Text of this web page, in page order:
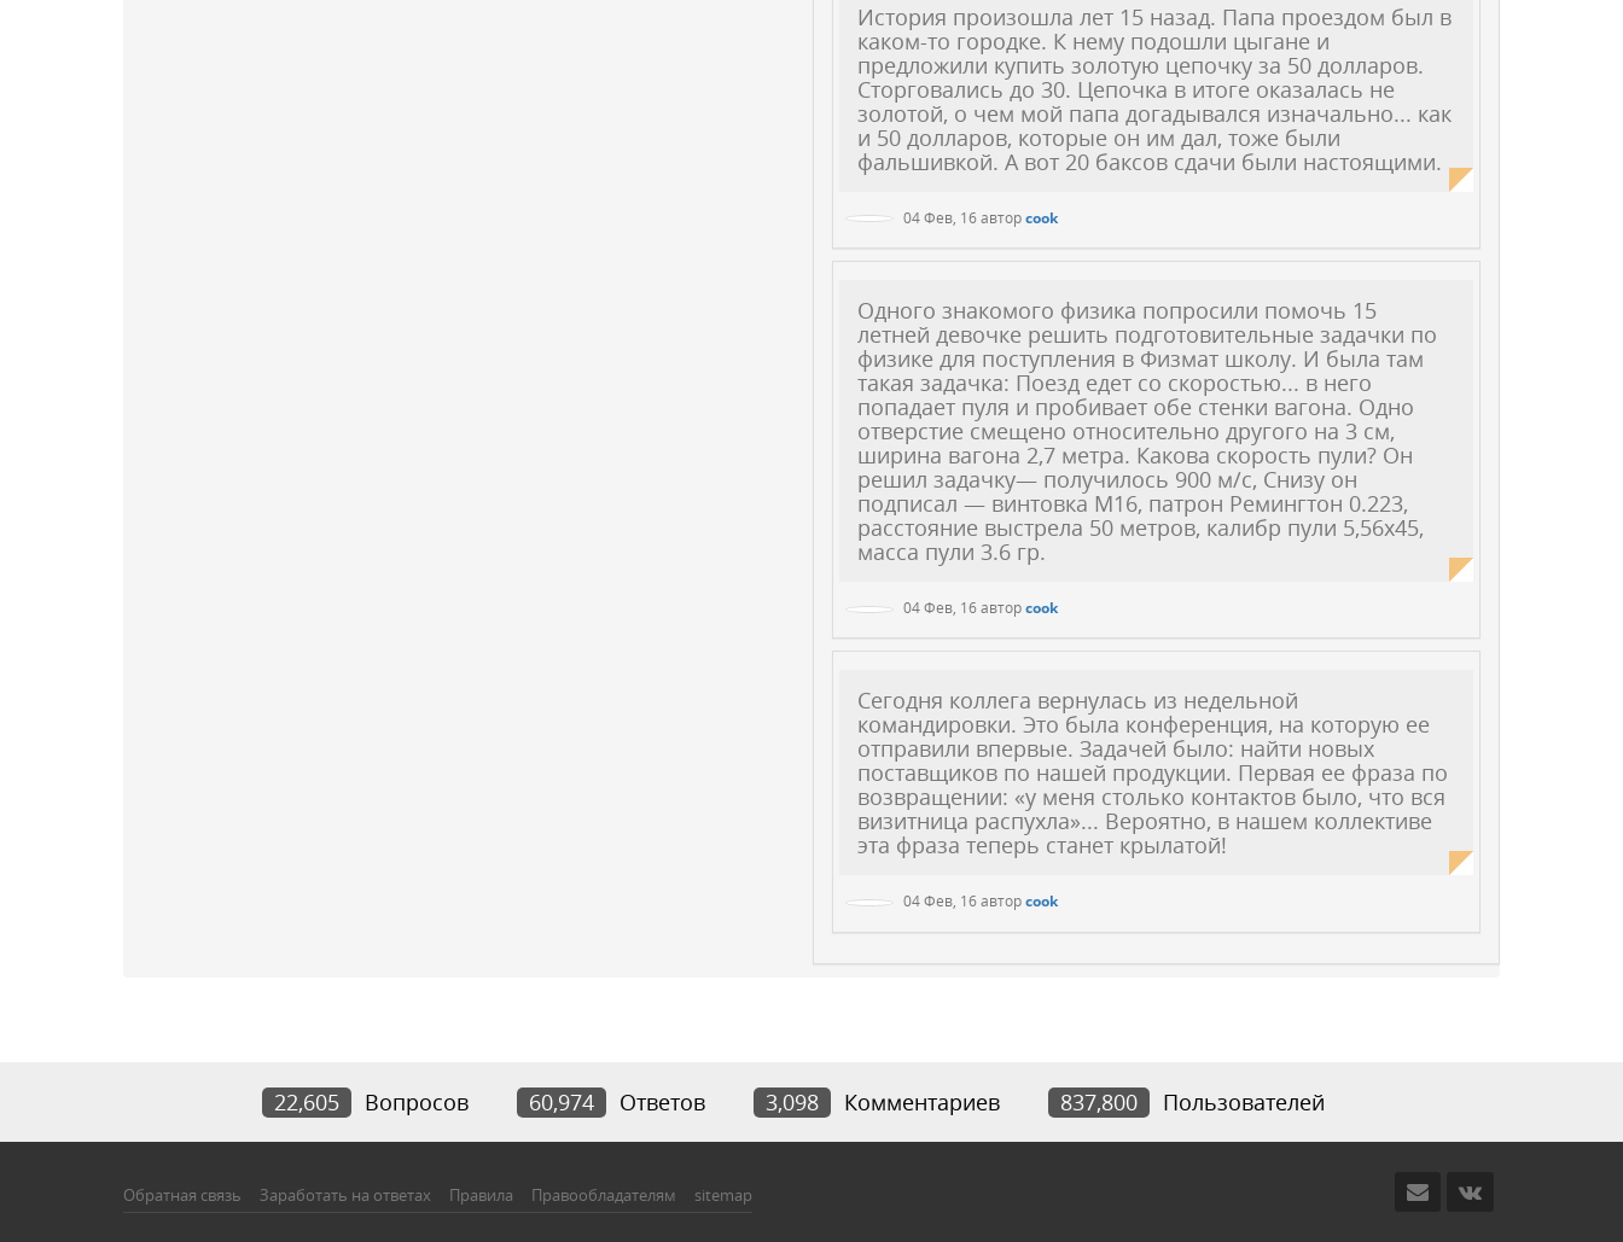
История произошла лет 15 назад. Папа проездом был в
каком-то городке. К нему подошли цыгане и
предложили купить золотую цепочку за 50 долларов.
Сторговались до 30. Цепочка в итоге оказалась не
золотой, о чем мой папа догадывался изначально... как
и 50 долларов, которые он им дал, тоже были
фальшивкой. А вот 20 баксов сдачи были настоящими.
04 Фев, 16авторcook
Одного знакомого физика попросили помочь 15
летней девочке решить подготовительные задачки по
физике для поступления в Физмат школу. И была там
такая задачка: Поезд едет со скоростью... в него
попадает пуля и пробивает обе стенки вагона. Одно
отверстие смещено относительно другого на 3 см,
ширина вагона 2,7 метра. Какова скорость пули? Он
решил задачку— получилось 900 м/с, Снизу он
подписал — винтовка М16, патрон Ремингтон 0.223,
расстояние выстрела 50 метров, калибр пули 5,56х45,
масса пули 3.6 гр.
04 Фев, 16авторcook
Сегодня коллега вернулась из недельной
командировки. Это была конференция, на которую ее
отправили впервые. Задачей было: найти новых
поставщиков по нашей продукции. Первая ее фраза по
возвращении: «у меня столько контактов было, что вся
визитница распухла»... Вероятно, в нашем коллективе
эта фраза теперь станет крылатой!
04 Фев, 16авторcook
22,605 Вопросов 60,974 Ответов 3,098 Комментариев 837,800 Пользователей
Обратная связь Заработать на ответах Правила Правообладателям sitemap